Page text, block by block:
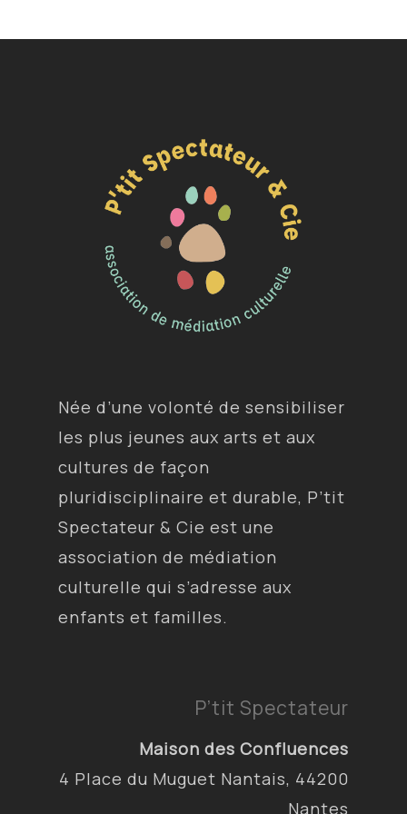
Née d’une volonté de sensibiliser
les plus jeunes aux arts et aux
cultures de façon
pluridisciplinaire et durable, P’tit
Spectateur & Cie est une
association de médiation
culturelle qui s’adresse aux
enfants et familles.
P’tit Spectateur
Maison des Confluences
4 Place du Muguet Nantais, 44200
Nantes